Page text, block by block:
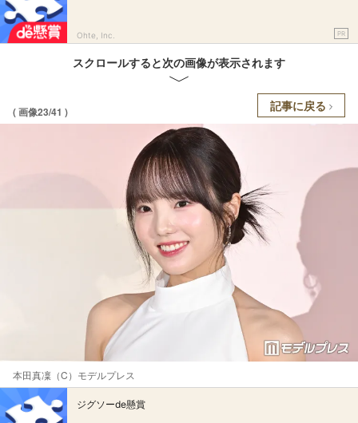
Ohte, Inc. PR
スクロールすると次の画像が表示されます
( 画像23/41 ) 記事に戻る
本田真凜（C）モデルプレス
ジグソーde懸賞